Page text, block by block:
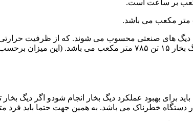
بخار ۱۲ تن و ۱۵ تن : دیگ بخار ۱۲ تن و ۱۵ تن از دسته دیگ های صنعتی محسوب می
تامین می گردد، مصرف گاز دیگ بخار ۱۲ تن ۶۲۷ متر مکعب و مصرف
برای بهبود عملکرد دیگ بخار انجام شودو اگر دیگ بخار
دستگاه خطرناک می باشد. به همین جهت حتما باید